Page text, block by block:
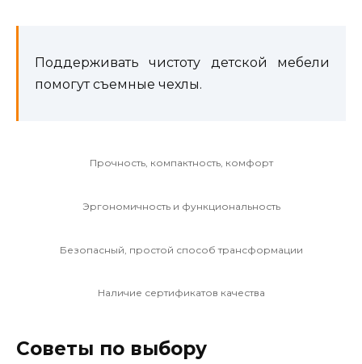
Поддерживать чистоту детской мебели
помогут съемные чехлы.
Прочность, компактность, комфорт
Эргономичность и функциональность
Безопасный, простой способ трансформации
Наличие сертификатов качества
Советы по выбору